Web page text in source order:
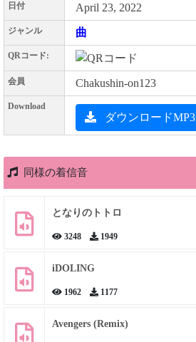
日付 April 23, 2022
ジャンル 曲
QRコード:
会員 Chakushin-on123
Download
ダウンロードMP3
同様の着信音
となりのトトロ
3248 1949
iDOLING
1962 1177
Avengers (Remix)